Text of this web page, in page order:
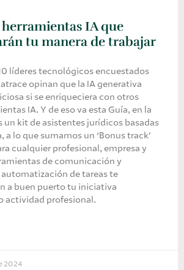
IA que
tu manera de trabajar
líderes tecnológicos encuestados
opinan que la IA generativa
si se enriqueciera con otros
IA. Y de eso va esta Guía, en la
un kit de asistentes jurídicos basadas
a lo que sumamos un ‘Bonus track’
cualquier profesional, empresa y
de comunicación y
de tareas te
a buen puerto tu iniciativa
actividad profesional.
2024